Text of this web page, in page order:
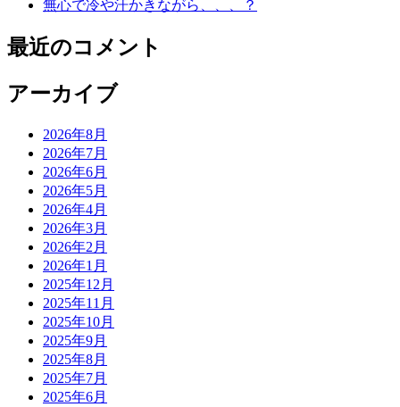
無心で冷や汗かきながら、、、？
最近のコメント
アーカイブ
2026年8月
2026年7月
2026年6月
2026年5月
2026年4月
2026年3月
2026年2月
2026年1月
2025年12月
2025年11月
2025年10月
2025年9月
2025年8月
2025年7月
2025年6月